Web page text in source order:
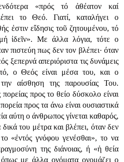
«πρός τό ἀθέατον καί
το Θεό. Γιατί, καταλήγει ο
ἐστιν εἴδησις τοῦ ζητουμένου, τό
ἰδεῖν». Με άλλα λόγια, τότε ο
πιστεύη πως δεν τον βλέπει· όταν
ξεπερνά απεριόριστα τις δυνάμεις
ο Θεός είναι μέσα του, και ο
αίσθηση της παρουσίας Του.
προς το θείο δύσκολο είναι
προς τα άνω είναι ουσιαστικά
αύτη ο άνθρωπος γίνεται καθαρός,
του μέτρα και βλέπει, όταν δεν
«ἐντός γνόφου γενέσθαι», το να
της διάνοιας, ή «ἡ θεία
με άλλα ονόματα ονομάζει ο